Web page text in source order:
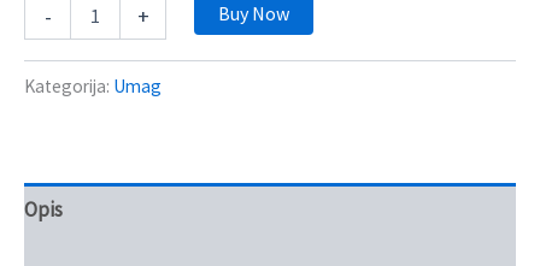
- + Buy Now
Kategorija: Umag
Opis